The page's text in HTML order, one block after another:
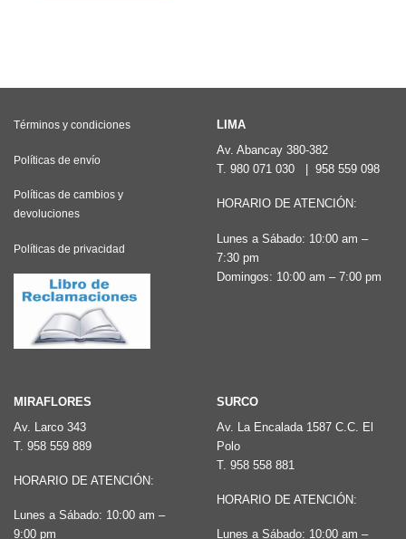
Términos y condiciones
Políticas de envío
Políticas de cambios y
devoluciones
Políticas de privacidad
LIMA
Av. Abancay 380-382
T. 980 071 030 958 559 098
HORARIO DE ATENCIÓN:
Lunes a Sábado: 10:00 am –
7:30 pm
Domingos: 10:00 am – 7:00 pm
MIRAFLORES
Av. Larco 343
T. 958 559 889
HORARIO DE ATENCIÓN:
Lunes a Sábado: 10:00 am –
9:00 pm
SURCO
Av. La Encalada 1587 C.C. El
Polo
T. 958 558 881
HORARIO DE ATENCIÓN:
Lunes a Sábado: 10:00 am –